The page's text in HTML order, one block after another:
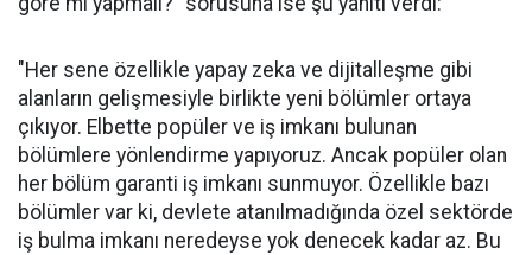
"Her sene özellikle yapay zeka ve dijitalleşme gibi
alanların gelişmesiyle birlikte yeni bölümler ortaya
çıkıyor. Elbette popüler ve iş imkanı bulunan
bölümlere yönlendirme yapıyoruz. Ancak popüler olan
her bölüm garanti iş imkanı sunmuyor. Özellikle bazı
bölümler var ki, devlete atanılmadığında özel sektörde
iş bulma imkanı neredeyse yok denecek kadar az. Bu